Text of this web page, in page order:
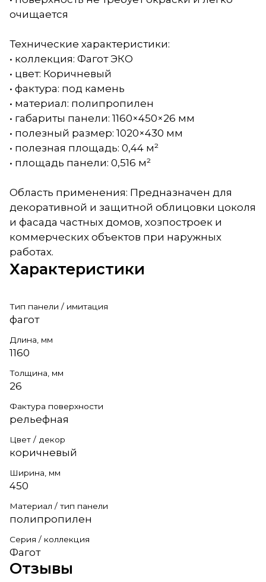
очищается
Технические характеристики:
• коллекция: Фагот ЭКО
• цвет: Коричневый
• фактура: под камень
• материал: полипропилен
• габариты панели: 1160×450×26 мм
• полезный размер: 1020×430 мм
• полезная площадь: 0,44 м²
• площадь панели: 0,516 м²
Область применения: Предназначен для
декоративной и защитной облицовки цоколя
и фасада частных домов, хозпостроек и
коммерческих объектов при наружных
работах.
Характеристики
Тип панели / имитация
фагот
Длина, мм
1160
Толщина, мм
26
Фактура поверхности
рельефная
Цвет / декор
коричневый
Ширина, мм
450
Материал / тип панели
полипропилен
Серия / коллекция
Фагот
Отзывы